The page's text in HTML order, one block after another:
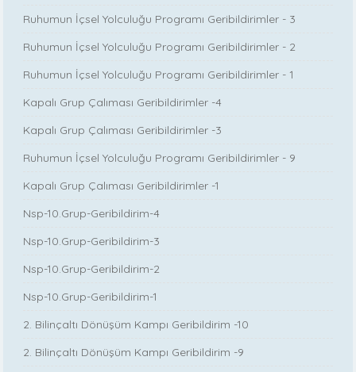
Ruhumun İçsel Yolculuğu Programı Geribildirimler - 3
Ruhumun İçsel Yolculuğu Programı Geribildirimler - 2
Ruhumun İçsel Yolculuğu Programı Geribildirimler - 1
Kapalı Grup Çalıması Geribildirimler -4
Kapalı Grup Çalıması Geribildirimler -3
Ruhumun İçsel Yolculuğu Programı Geribildirimler - 9
Kapalı Grup Çalıması Geribildirimler -1
Nsp-10.Grup-Geribildirim-4
Nsp-10.Grup-Geribildirim-3
Nsp-10.Grup-Geribildirim-2
Nsp-10.Grup-Geribildirim-1
2. Bilinçaltı Dönüşüm Kampı Geribildirim -10
2. Bilinçaltı Dönüşüm Kampı Geribildirim -9